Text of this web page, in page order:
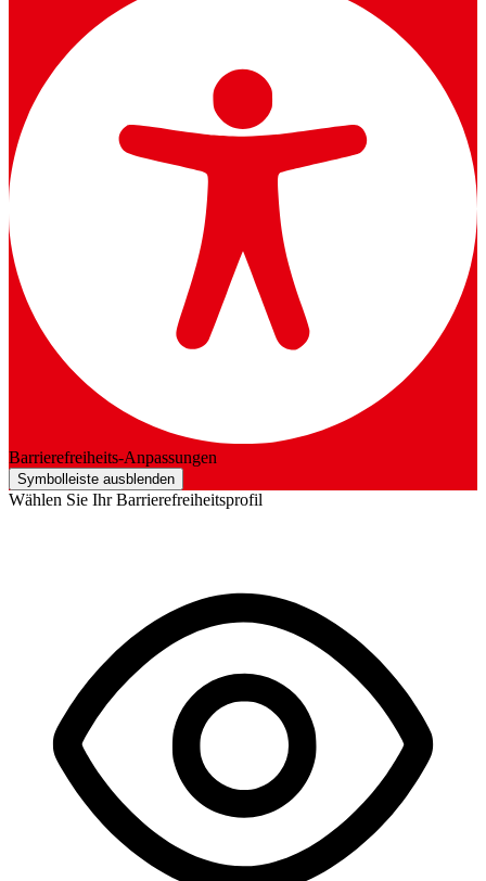
Barrierefreiheits-Anpassungen
Symbolleiste ausblenden
Wählen Sie Ihr Barrierefreiheitsprofil